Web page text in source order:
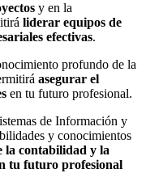
y en la
liderar equipos de
efectivas.
profundo de la
asegurar el
en tu futuro profesional.
de Información y
y conocimientos
la contabilidad y la
tu futuro profesional